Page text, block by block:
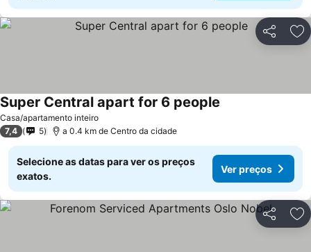
Partilhar
Casa/apartamento inteiro
Super Central apart for 6 people
7,4 5 a 0.4 km de Centro da cidade
Selecione as datas para ver os preços
exatos.
Ver preços
Partilhar